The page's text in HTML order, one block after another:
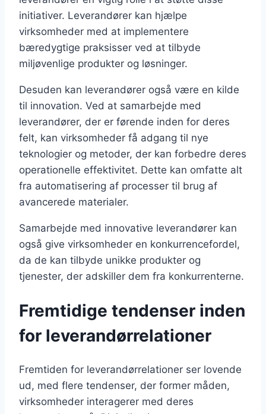
initiativer. Leverandører kan hjælpe
virksomheder med at implementere
bæredygtige praksisser ved at tilbyde
miljøvenlige produkter og løsninger.
Desuden kan leverandører også være en kilde
til innovation. Ved at samarbejde med
leverandører, der er førende inden for deres
felt, kan virksomheder få adgang til nye
teknologier og metoder, der kan forbedre deres
operationelle effektivitet. Dette kan omfatte alt
fra automatisering af processer til brug af
avancerede materialer.
Samarbejde med innovative leverandører kan
også give virksomheder en konkurrencefordel,
da de kan tilbyde unikke produkter og
tjenester, der adskiller dem fra konkurrenterne.
Fremtidige tendenser inden
for leverandørrelationer
Fremtiden for leverandørrelationer ser lovende
ud, med flere tendenser, der former måden,
virksomheder interagerer med deres